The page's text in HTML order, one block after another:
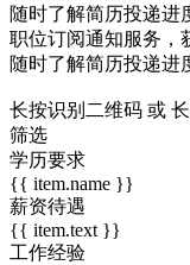
随时了解简历投递进
职位订阅通知服务，
随时了解简历投递进
长按识别二维码 或
筛选
学历要求
{{ item.name }}
薪资待遇
{{ item.text }}
工作经验